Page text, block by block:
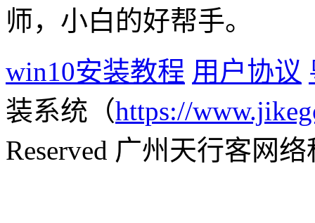
师，小白的好帮手。
win10安装教程 用户协议
装系统（https://
Reserved 广州天行客网